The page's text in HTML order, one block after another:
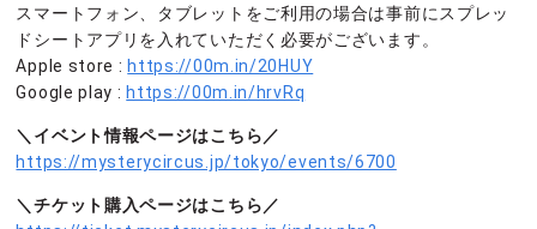
スマートフォン、タブレットをご利用の場合は事前にスプレッ
ドシートアプリを入れていただく必要がございます。
Apple store : https://00m.in/20HUY
Google play : https://00m.in/hrvRq
＼イベント情報ページはこちら／
https://mysterycircus.jp/tokyo/events/6700
＼チケット購入ページはこちら／